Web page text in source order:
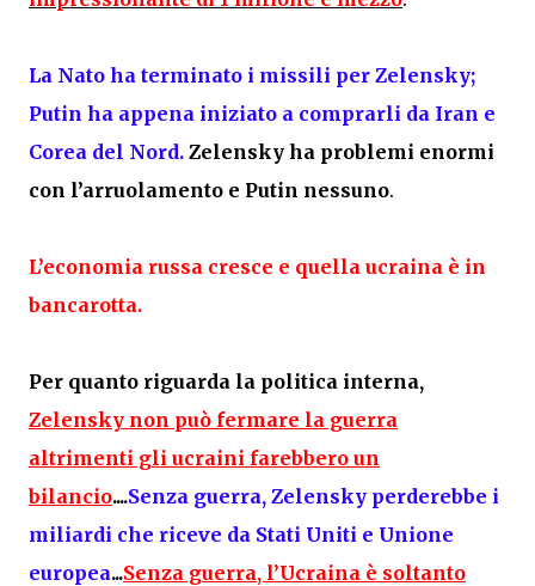
La Nato ha terminato i missili per Zelensky;
Putin ha appena iniziato a comprarli da Iran e
Corea del Nord. Zelensky ha problemi enormi
con l’arruolamento e Putin nessuno.
L’economia russa cresce e quella ucraina è in
bancarotta.
Per quanto riguarda la politica interna,
Zelensky non può fermare la guerra
altrimenti gli ucraini farebbero un
bilancio....Senza guerra, Zelensky perderebbe i
miliardi che riceve da Stati Uniti e Unione
europea...Senza guerra, l’Ucraina è soltanto